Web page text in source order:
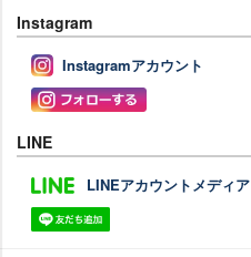
Instagram
Instagramアカウント
LINE
LINEアカウントメディア